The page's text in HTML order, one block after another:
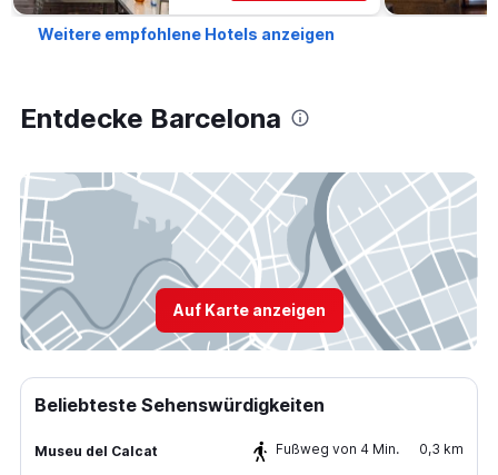
Weitere empfohlene Hotels anzeigen
Entdecke Barcelona
Auf Karte anzeigen
Beliebteste Sehenswürdigkeiten
Museu del Calcat Fußweg von 4 Min. 0,3 km